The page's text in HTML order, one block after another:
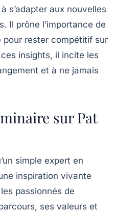
s’adapter aux nouvelles
Il prône l’importance de
pour rester compétitif sur
insights, il incite les
et à ne jamais
sur Pat
simple expert en
inspiration vivante
passionnés de
ses valeurs et